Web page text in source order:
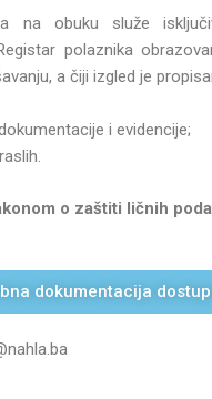
na obuku služe
polaznika
a čiji izgled je
i evidencije;
o zaštiti ličnih
dokumentacija